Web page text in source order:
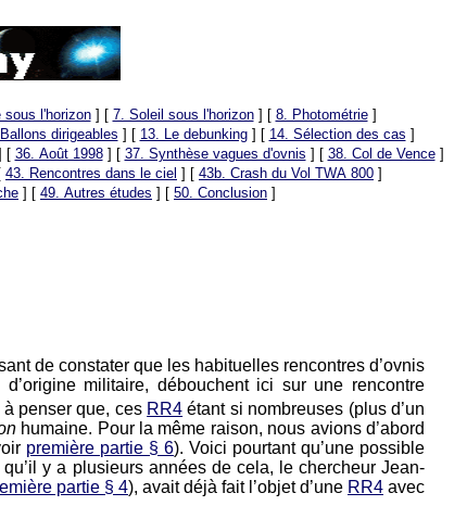
sous l'horizon] [ 7. Soleil sous l'horizon] [ 8. Photométrie]
dirigeables ] [ 13. Le debunking] [ 14. Sélection des cas ]
[ 36. Août 1998] [ 37. Synthèse vagues d'ovnis ] [ 38. Col de Vence]
[ 43. Rencontres dans le ciel ] [ 43b. Crash du Vol TWA 800 ]
] [ 49. Autres études ] [ 50. Conclusion ]
de constater que les habituelles rencontres d’ovnis
militaire, débouchent ici sur une rencontre
penser que, ces RR4 étant si nombreuses (plus d’un
humaine. Pour la même raison, nous avions d’abord
première partie § 6). Voici pourtant qu’une possible
y a plusieurs années de cela, le chercheur Jean-
partie § 4), avait déjà fait l’objet d’une RR4 avec